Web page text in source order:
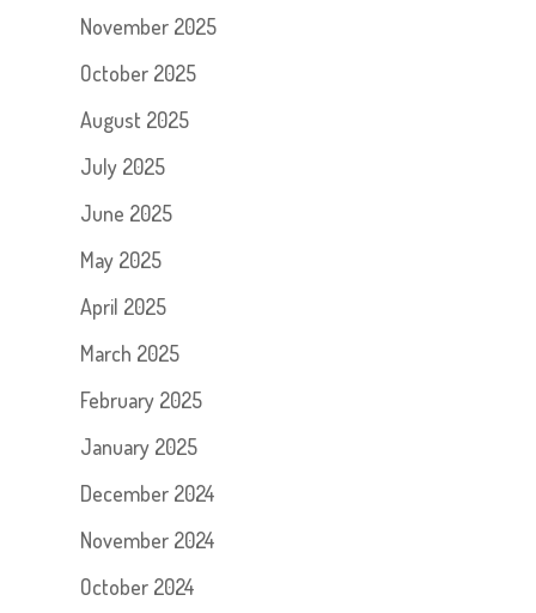
November 2025
October 2025
August 2025
July 2025
June 2025
May 2025
April 2025
March 2025
February 2025
January 2025
December 2024
November 2024
October 2024